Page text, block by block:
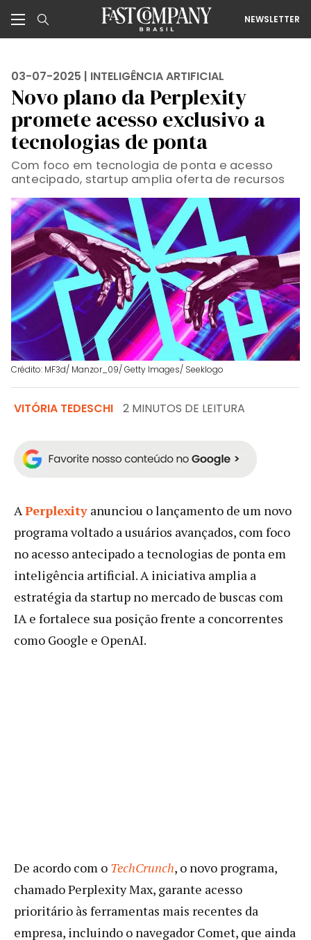
NEWSLETTER
03-07-2025 | INTELIGÊNCIA ARTIFICIAL
Novo plano da Perplexity
promete acesso exclusivo a
tecnologias de ponta
Com foco em tecnologia de ponta e acesso
antecipado, startup amplia oferta de recursos
Crédito: MF3d/ Manzor_09/ Getty Images/ Seeklogo
VITÓRIA TEDESCHI 2 MINUTOS DE LEITURA
APerplexity anunciou o lançamento de um novo
programa voltado a usuários avançados, com foco
no acesso antecipado a tecnologias de ponta em
inteligência artificial. A iniciativa amplia a
estratégia da startup no mercado de buscas com
IA e fortalece sua posição frente a concorrentes
como Google e OpenAI.
De acordo com o TechCrunch, o novo programa,
chamado Perplexity Max, garante acesso
prioritário às ferramentas mais recentes da
empresa, incluindo o navegador Comet, que ainda